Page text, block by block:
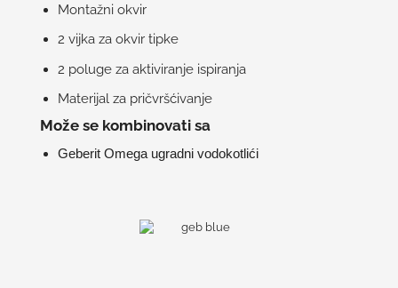
Montažni okvir
2 vijka za okvir tipke
2 poluge za aktiviranje ispiranja
Materijal za pričvršćivanje
Može se kombinovati sa
Geberit Omega ugradni vodokotlići